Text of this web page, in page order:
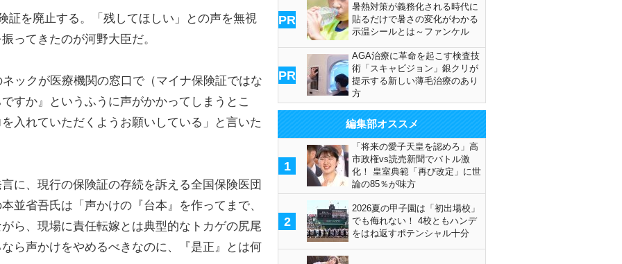
証を廃止する。「残してほしい」との声を無視
ってきたのが河野大臣だ。
ックが医療機関の窓口で（マイナ保険証ではな
すか』というふうに声がかかってしまうとこ
入れていただくようお願いしている」と言いた
に、現行の保険証の存続を訴える全国保険医団
並省吾氏は「声かけの『台本』を作ってまで、
ら、現場に責任転嫁とは典型的なトカゲの尻尾
ら声かけをやめるべきなのに、『是正』とは何
PR
暑熱対策が義務化される時代に
貼るだけで暑さの変化がわかる
示温シールとは～ファンケル
PR
AGA治療に革命を起こす検査技
術「スキャビジョン」銀クリが
提示する新しい薄毛治療のあり
方
編集部オススメ
1
「将来の愛子天皇を認めろ」高
市政権vs読売新聞でバトル激
化！ 皇室典範「再び改定」に世
論の85％が味方
2
2026夏の甲子園は「初出場校」
でも侮れない！ 4校ともハンデ
をはね返すポテンシャル十分